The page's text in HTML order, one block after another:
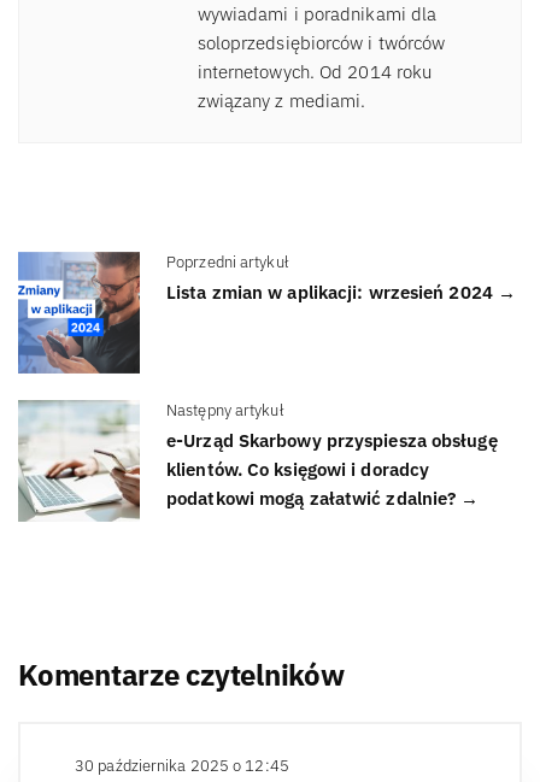
wywiadami i poradnikami dla
soloprzedsiębiorców i twórców
internetowych. Od 2014 roku
związany z mediami.
Poprzedni artykuł
Lista zmian w aplikacji: wrzesień 2024 →
Następny artykuł
e-Urząd Skarbowy przyspiesza obsługę
klientów. Co księgowi i doradcy
podatkowi mogą załatwić zdalnie? →
Komentarze czytelników
30 października 2025 o 12:45